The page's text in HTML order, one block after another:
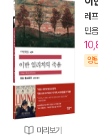
미리보기
레
민
양